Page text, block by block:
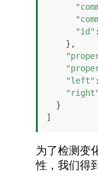
"id"
"left"
"right"
]
为了检测变
性，我们得